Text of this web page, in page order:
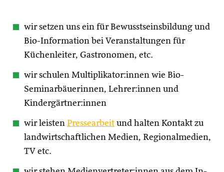
wir setzen uns ein für Bewusstseinsbildung und
Bio-Information bei Veranstaltungen für
Küchenleiter, Gastronomen, etc.
wir schulen Multiplikator:innen wie Bio-
Seminarbäuerinnen, Lehrer:innen und
Kindergärtner:innen
wir leisten Pressearbeit und halten Kontakt zu
landwirtschaftlichen Medien, Regionalmedien,
TV etc.